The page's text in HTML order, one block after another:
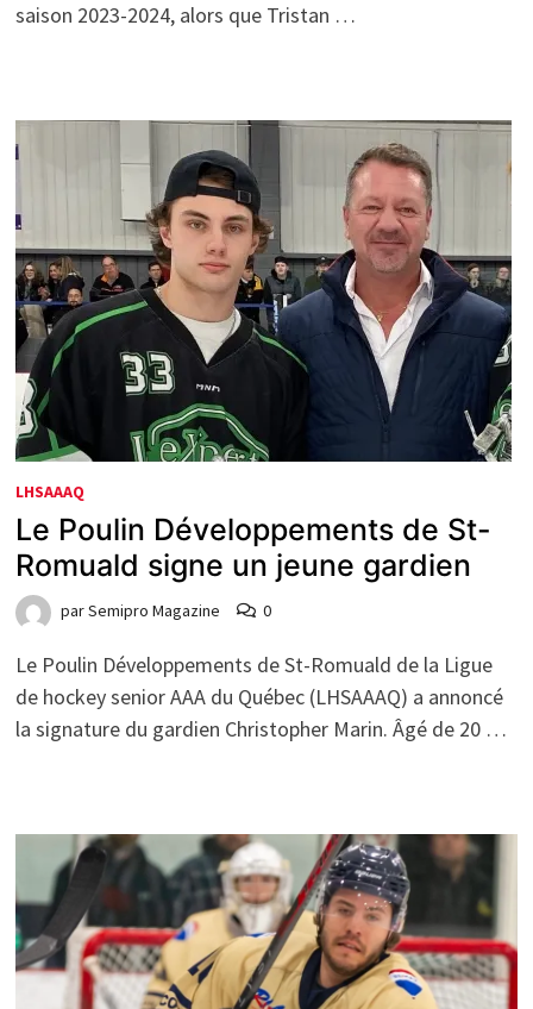
saison 2023-2024, alors que Tristan …
LHSAAAQ
Le Poulin Développements de St-
Romuald signe un jeune gardien
parSemipro Magazine 0
Le Poulin Développements de St-Romuald de la Ligue
de hockey senior AAA du Québec (LHSAAAQ) a annoncé
la signature du gardien Christopher Marin. Âgé de 20 …